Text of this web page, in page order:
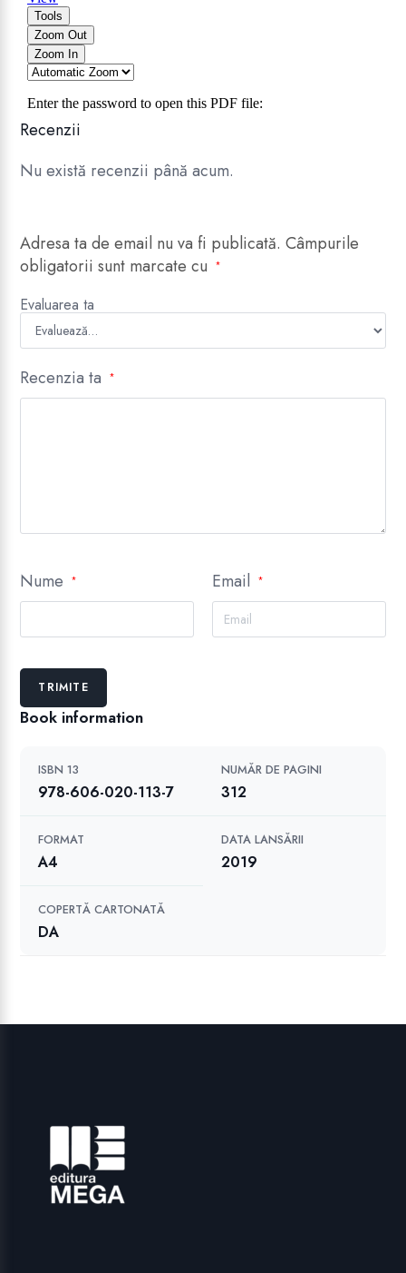
Recenzii
Nu există recenzii până acum.
Adresa ta de email nu va fi publicată. Câmpurile
obligatorii sunt marcate cu
*
Evaluarea ta
Recenzia ta *
Nume * Email *
Book information
ISBN 13
978-606-020-113-7
NUMĂR DE PAGINI
312
FORMAT
A4
DATA LANSĂRII
2019
COPERTĂ CARTONATĂ
DA